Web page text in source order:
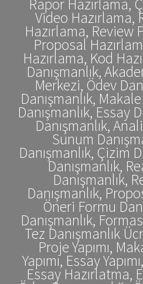
Rapor Hazırlama,
Video Hazırlama,
Hazırlama, Review
Proposal
Hazırlama, Kod
Danışmanlık,
Merkezi, Ödev
Danışmanlık,
Danışmanlık, Essay
Danışmanlık,
Sunum
Danışmanlık, Çizim
Danışmanlık,
Danışmanlık,
Danışmanlık,
Öneri Formu
Danışmanlık,
Tez Danışmanlık
Proje Yapımı,
Yapımı, Essay
Essay Hazırlatma,